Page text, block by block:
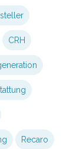
CRH
Recaro